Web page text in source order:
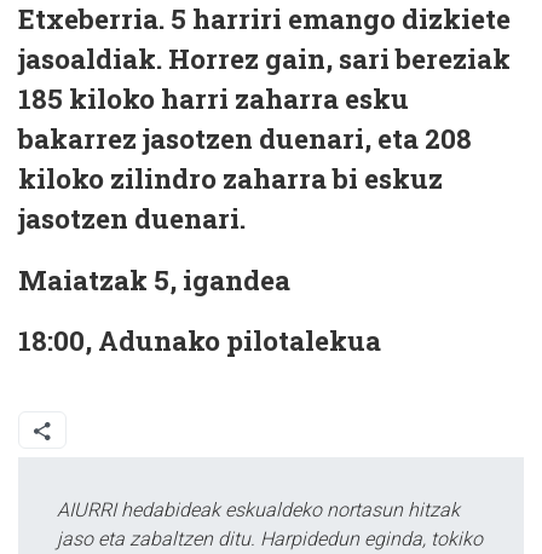
Etxeberria. 5 harriri emango dizkiete
jasoaldiak. Horrez gain, sari bereziak
185 kiloko harri zaharra esku
bakarrez jasotzen duenari, eta 208
kiloko zilindro zaharra bi eskuz
jasotzen duenari.
Maiatzak 5, igandea
18:00, Adunako pilotalekua
AIURRI hedabideak eskualdeko nortasun hitzak
jaso eta zabaltzen ditu. Harpidedun eginda, tokiko